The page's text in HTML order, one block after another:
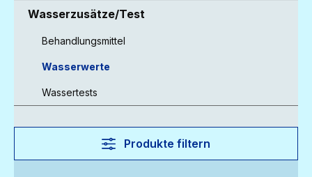
Wasserzusätze/Test
Behandlungsmittel
Wasserwerte
Wassertests
Produkte filtern